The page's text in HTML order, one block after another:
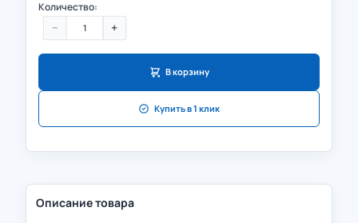
Количество:
− +
В корзину
Купить в 1 клик
Описание товара